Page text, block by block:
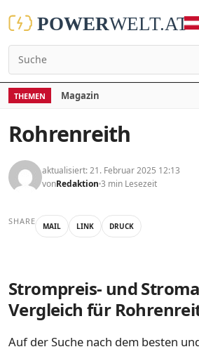
THEMEN Magazin
Rohrenreith
aktualisiert: 21. Februar 2025 12:13
vonRedaktion 3 min Lesezeit
SHARE MAIL LINK DRUCK
Strompreis- und
Vergleich für
Auf der Suche nach dem besten